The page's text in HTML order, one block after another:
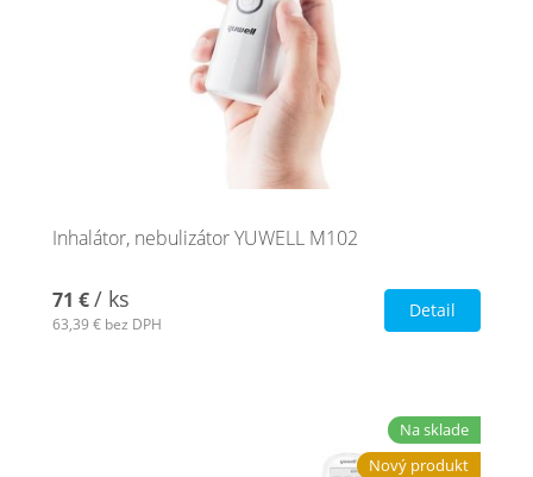
Inhalátor, nebulizátor YUWELL M102
71 €/ ks
63,39 € bez DPH
Detail
Na sklade
Nový produkt